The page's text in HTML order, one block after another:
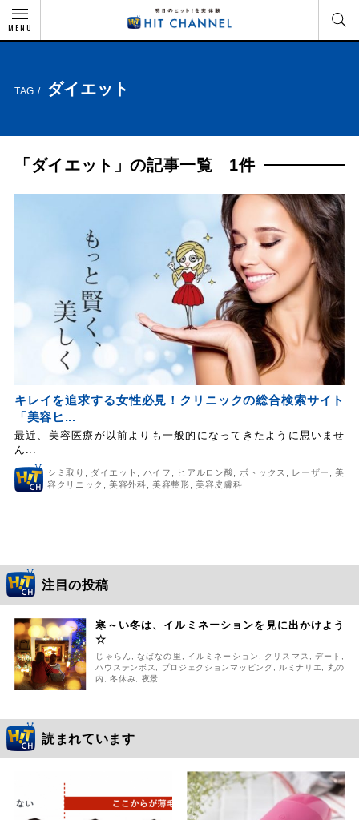
MENU
TAG / ダイエット
「ダイエット」の記事一覧 1件
キレイを追求する女性必見！クリニックの総合検索サイト
「美容ヒ...
最近、美容医療が以前よりも一般的になってきたように思いませ
ん...
シミ取り ダイエット ハイフ ヒアルロン酸 ボトックス レーザー ,美
容クリニック
,美容外科 ,美容整形 美容皮膚科
注目の投稿
寒～い冬は、イルミネーションを見に出かけよう
☆
じゃらん ,なばなの里 , イルミネーション , クリスマス , デート ,
ハウステンボス, プロジェクションマッピング, ルミナリエ,
丸の
内 ,冬休み, 夜景
読まれています